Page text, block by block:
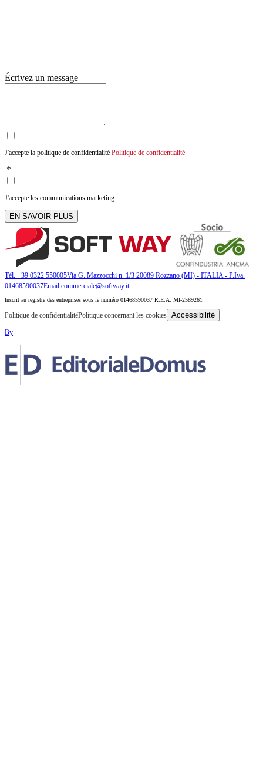
Écrivez un message
J'accepte la politique de confidentialité Politique de confidentialité
*
J'accepte les communications marketing
EN SAVOIR PLUS
Tél. +39 0322 550005Via G. Mazzocchi n. 1/3 20089 Rozzano (MI) - ITALIA - P.Iva.
01468590037Email commerciale@softway.it
Inscrit au registre des entreprises sous le numéro 01468590037 R.E.A. MI-2589261
Politique de confidentialitéPolitique concernant les cookies Accessibilité
By